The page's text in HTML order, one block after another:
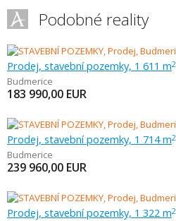
Podobné reality
Prodej, stavební pozemky, 1 611 m2
Budmerice
183 990,00 EUR
Prodej, stavební pozemky, 1 714 m2
Budmerice
239 960,00 EUR
Prodej, stavební pozemky, 1 322 m2